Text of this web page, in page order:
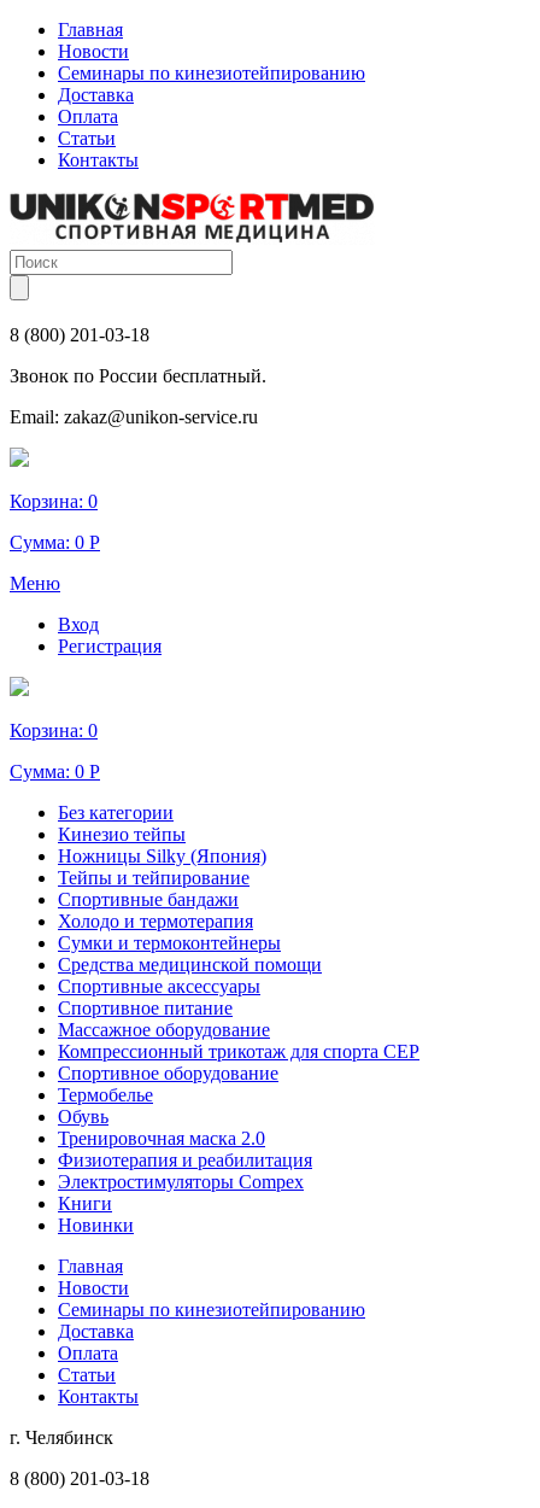
Главная
Новости
Семинары по кинезиотейпированию
Доставка
Оплата
Статьи
Контакты
8 (800) 201-03-18
Звонок по России бесплатный.
Email: zakaz@unikon-service.ru
Корзина: 0
Сумма: 0 Р
Меню
Вход
Регистрация
Корзина: 0
Сумма: 0 Р
Без категории
Кинезио тейпы
Ножницы Silky (Япония)
Тейпы и тейпирование
Спортивные бандажи
Холодо и термотерапия
Сумки и термоконтейнеры
Средства медицинской помощи
Спортивные аксессуары
Спортивное питание
Массажное оборудование
Компрессионный трикотаж для спорта СЕР
Спортивное оборудование
Термобелье
Обувь
Тренировочная маска 2.0
Физиотерапия и реабилитация
Электростимуляторы Compex
Книги
Новинки
Главная
Новости
Семинары по кинезиотейпированию
Доставка
Оплата
Статьи
Контакты
г. Челябинск
8 (800) 201-03-18